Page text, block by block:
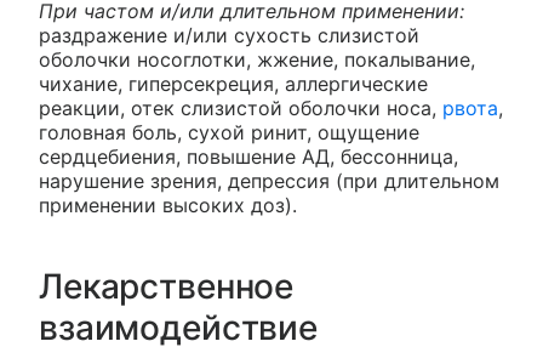
При частом и/или длительном применении:
раздражение и/или сухость слизистой
оболочки носоглотки, жжение, покалывание,
чихание, гиперсекреция, аллергические
реакции, отек слизистой оболочки носа, рвота,
головная боль, сухой ринит, ощущение
сердцебиения, повышение АД, бессонница,
нарушение зрения, депрессия (при длительном
применении высоких доз).
Лекарственное
взаимодействие